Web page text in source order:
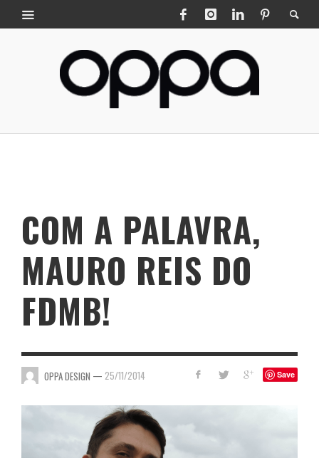
COM A PALAVRA,
MAURO REIS DO
FDMB!
Save
OPPA DESIGN — 25/11/2014